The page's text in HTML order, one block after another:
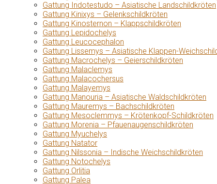
Gattung Indotestudo – Asiatische Landschildkröten
Gattung Kinixys – Gelenkschildkröten
Gattung Kinosternon – Klappschildkröten
Gattung Lepidochelys
Gattung Leucocephalon
Gattung Lissemys – Asiatische Klappen-
Gattung Macrochelys – Geierschildkröten
Gattung Malaclemys
Gattung Malacochersus
Gattung Malayemys
Gattung Manouria – Asiatische Waldschildkröten
Gattung Mauremys – Bachschildkröten
Gattung Mesoclemmys – Krötenkopf-Schildkröten
Gattung Morenia – Pfauenaugenschildkröten
Gattung Myuchelys
Gattung Natator
Gattung Nilssonia – Indische Weichschildkröten
Gattung Notochelys
Gattung Orlitia
Gattung Palea